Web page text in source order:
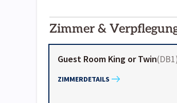
01-02
Zimmer &
Guest Room King or Twin(DB1
ZIMMERDETAILS